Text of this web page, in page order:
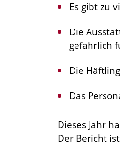
Es gibt zu
Die
gefährlich
Die
Das
Dieses Jahr
Der Bericht